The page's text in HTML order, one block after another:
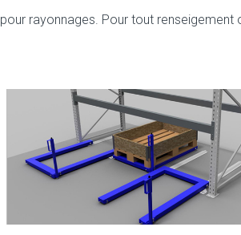
pour rayonnages. Pour tout renseigement